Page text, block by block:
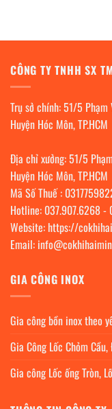
CÔNG TY TNHH SX
Trụ sở chính: 51/5 Phạm
Huyện Hóc Môn, TP.HCM
Địa chỉ xưởng: 51/5
Huyện Hóc Môn, TP.HCM
Mã Số Thuế :
Hotline: 037.907.6268-
Website: https://
Email:
GIA CÔNG INOX
Gia công bồn inox theo
Gia Công Lốc Chỏm
Gia công Lốc ống Tròn,